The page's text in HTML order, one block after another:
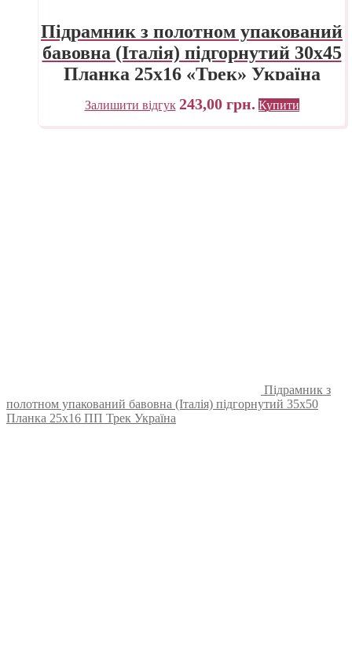
Підрамник з полотном упакований
бавовна (Італія) підгорнутий 30х45
Планка 25х16 «Трек» Україна
Залишити відгук 243,00 грн. Купити
Підрамник з
полотном упакований бавовна (Італія) підгорнутий 35х50
Планка 25х16 ПП Трек Україна